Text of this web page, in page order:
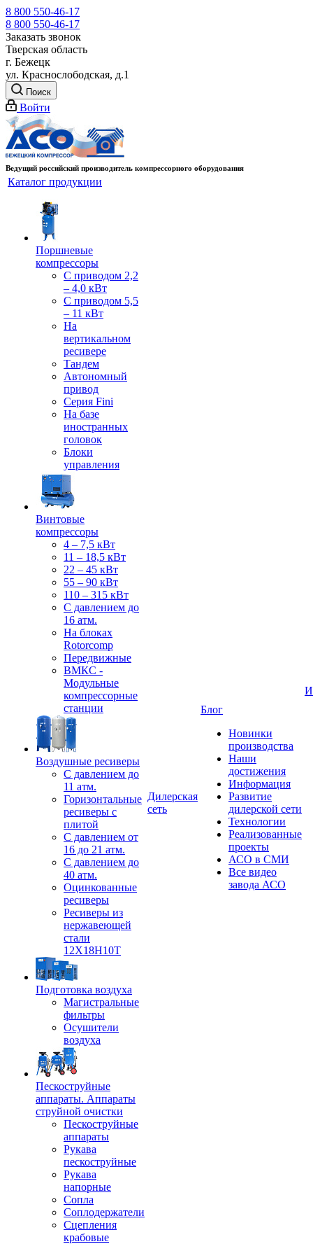
8 800 550-46-17
8 800 550-46-17
Заказать звонок
Тверская область
г. Бежецк
ул. Краснослободская, д.1
Поиск
Войти
Ведущий российский производитель компрессорного оборудования
Каталог продукции
Поршневые
компрессоры
С приводом 2,2
– 4,0 кВт
С приводом 5,5
– 11 кВт
На
вертикальном
ресивере
Тандем
Автономный
привод
Серия Fini
На базе
иностранных
головок
Блоки
управления
Винтовые
компрессоры
4 – 7,5 кВт
11 – 18,5 кВт
22 – 45 кВт
55 – 90 кВт
110 – 315 кВт
С давлением до
16 атм.
На блоках
Rotorcomp
Передвижные
ВМКС -
Модульные
компрессорные
станции
Воздушные ресиверы
С давлением до
11 атм.
Горизонтальные
ресиверы с
плитой
С давлением от
16 до 21 атм.
С давлением до
40 атм.
Оцинкованные
ресиверы
Ресиверы из
нержавеющей
стали
12Х18Н10Т
Подготовка воздуха
Магистральные
фильтры
Осушители
воздуха
Пескоструйные
аппараты. Аппараты
струйной очистки
Пескоструйные
аппараты
Рукава
пескоструйные
Рукава
напорные
Сопла
Соплодержатели
Сцепления
крабовые
Дилерская
сеть
Блог
Новинки
производства
Наши
достижения
Информация
Развитие
дилерской сети
Технологии
Реализованные
проекты
АСО в СМИ
Все видео
завода АСО